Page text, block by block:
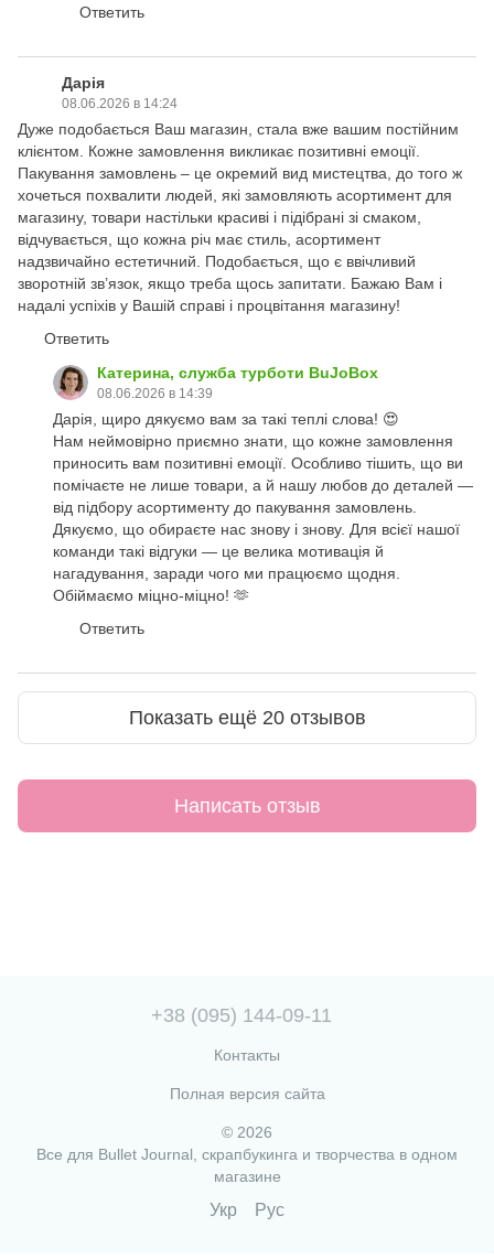
Ответить
Дарія
08.06.2026 в 14:24
Дуже подобається Ваш магазин, стала вже вашим постійним
клієнтом. Кожне замовлення викликає позитивні емоції.
Пакування замовлень – це окремий вид мистецтва, до того ж
хочеться похвалити людей, які замовляють асортимент для
магазину, товари настільки красиві і підібрані зі смаком,
відчувається, що кожна річ має стиль, асортимент
надзвичайно естетичний. Подобається, що є ввічливий
зворотній зв’язок, якщо треба щось запитати. Бажаю Вам і
надалі успіхів у Вашій справі і процвітання магазину!
Ответить
Катерина, служба турботи BuJoBox
08.06.2026 в 14:39
Дарія, щиро дякуємо вам за такі теплі слова! 😍
Нам неймовірно приємно знати, що кожне замовлення
приносить вам позитивні емоції. Особливо тішить, що ви
помічаєте не лише товари, а й нашу любов до деталей —
від підбору асортименту до пакування замовлень.
Дякуємо, що обираєте нас знову і знову. Для всієї нашої
команди такі відгуки — це велика мотивація й
нагадування, заради чого ми працюємо щодня.
Обіймаємо міцно-міцно! 🫶
Ответить
Показать ещё 20 отзывов
Написать отзыв
+38 (095) 144-09-11
Контакты
Полная версия сайта
© 2026
Все для Bullet Journal, скрапбукинга и творчества в одном
магазине
Укр Рус